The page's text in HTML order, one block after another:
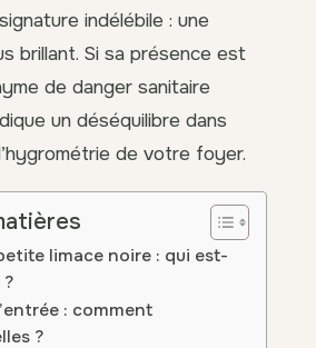
indélébile : une
brillant. Si sa présence est
de danger sanitaire
un déséquilibre dans
de votre foyer.
limace noire : qui est-
: comment
?